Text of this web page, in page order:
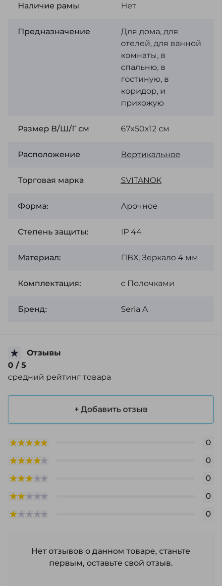
Наличие рамы Нет
Предназначение
Для дома, для
отелей, для ванной
комнаты, в
спальню, в
гостиную, в
коридор, и
прихожую
Размер В/Ш/Г см 67x50x12 см
Расположение Вертикальное
Торговая марка SVІTANOK
Форма: Арочное
Степень защиты: ІР 44
Материал: ПВХ, Зеркало 4 мм
Комплектация: с Полочками
Бренд: Seria A
Отзывы
0 / 5
средний рейтинг товара
+ Добавить отзыв
0
0
0
0
0
Нет отзывов о данном товаре, станьте
первым, оставьте свой отзыв.